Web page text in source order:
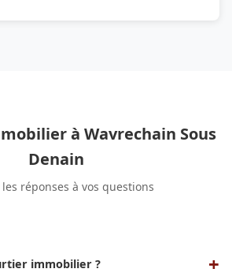
à Wavrechain Sous
Denain
les réponses à vos questions
immobilier ?